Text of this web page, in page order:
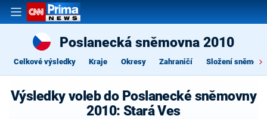
Poslanecká sněmovna 2010
Celkové výsledky Kraje Okresy Zahraničí Složení
Výsledky voleb do Poslanecké sněmovny
2010: Stará Ves